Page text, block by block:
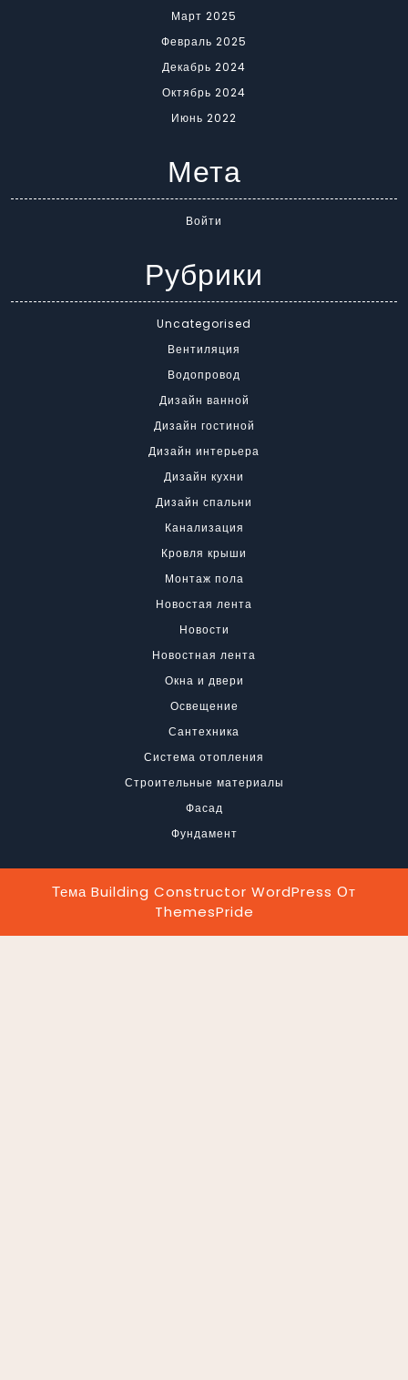
Март 2025
Февраль 2025
Декабрь 2024
Октябрь 2024
Июнь 2022
Мета
Войти
Рубрики
Uncategorised
Вентиляция
Водопровод
Дизайн ванной
Дизайн гостиной
Дизайн интерьера
Дизайн кухни
Дизайн спальни
Канализация
Кровля крыши
Монтаж пола
Новостая лента
Новости
Новостная лента
Окна и двери
Освещение
Сантехника
Система отопления
Строительные материалы
Фасад
Фундамент
Тема Building Constructor WordPress От
ThemesPride